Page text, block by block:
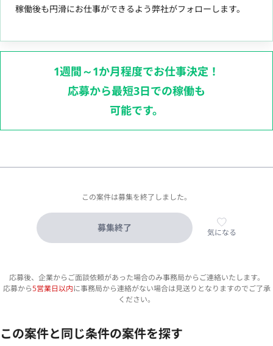
稼働後も円滑にお仕事ができるよう弊社がフォローします。
1週間～1か月程度でお仕事決定！
応募から最短3日での稼働も
可能です。
この案件は募集を終了しました。
募集終了 気になる
応募後、企業からご面談依頼があった場合のみ事務局からご連絡いたします。
応募から5営業日以内に事務局から連絡がない場合は見送りとなりますのでご了承
ください。
この案件と同じ条件の案件を探す